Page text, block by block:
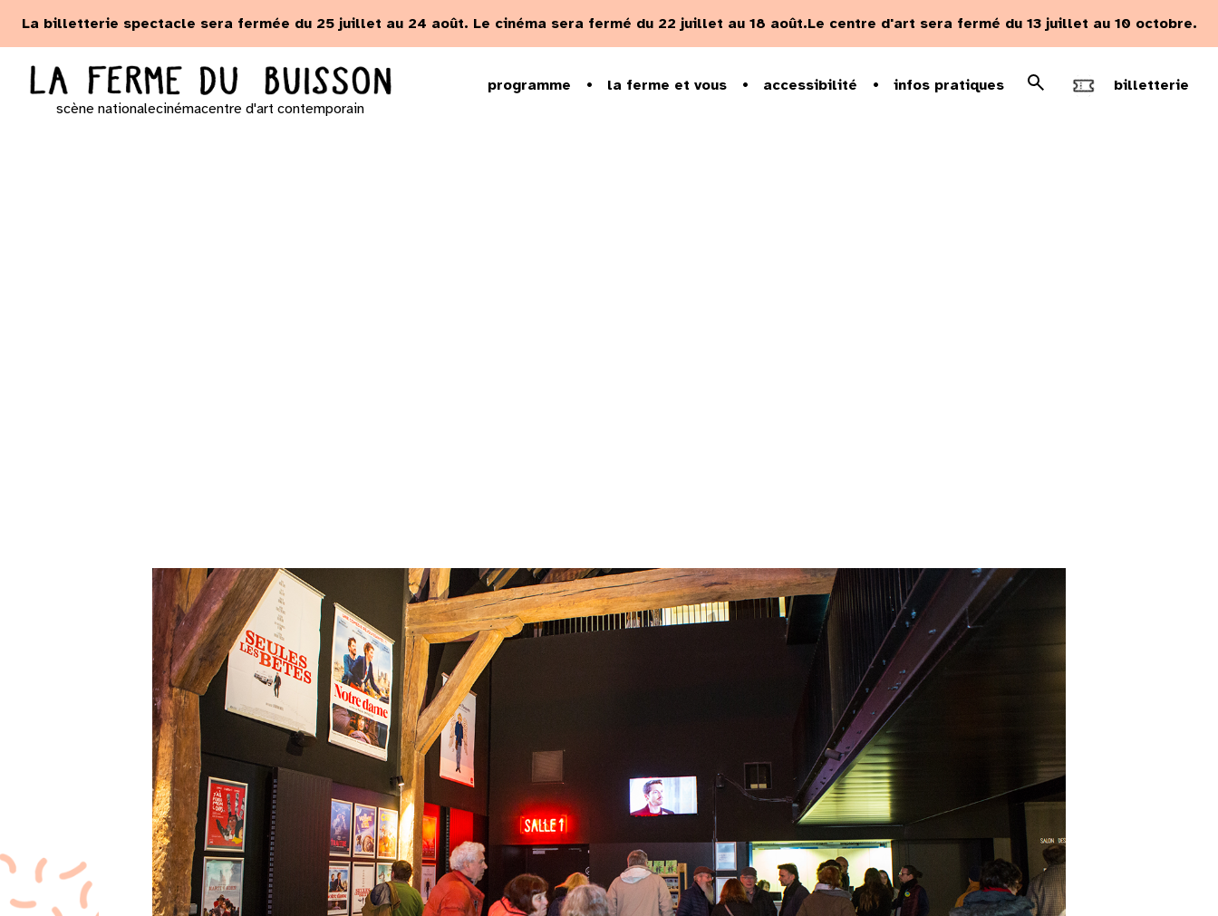
La billetterie spectacle sera fermée du 25 juillet au 24 août. Le cinéma sera fermé du 22 juillet au 18 août.Le centre d'art sera fermé du 13 juillet au 10 octobre.
scène nationalecinémacentre d'art contemporain
programme la ferme et vous accessibilité infos pratiques Recherche
Rechercher billetterie